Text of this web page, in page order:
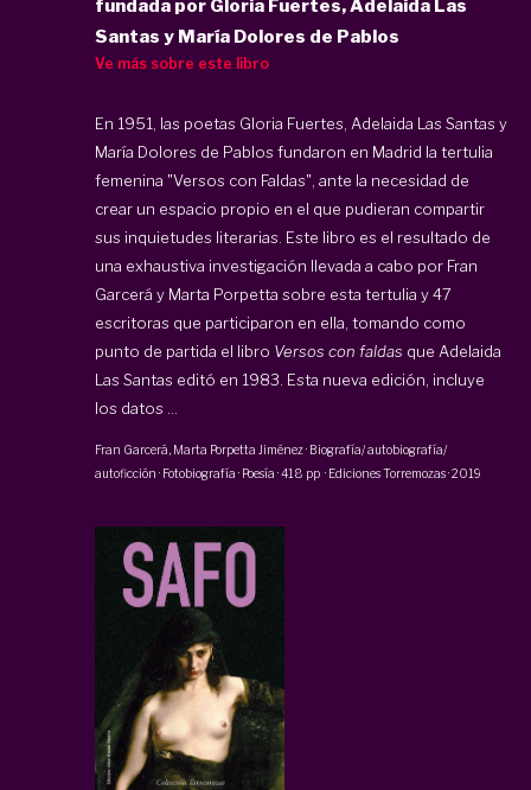
fundada por Gloria Fuertes, Adelaida Las
Santas y María Dolores de Pablos
Ve más sobre este libro
En 1951, las poetas Gloria Fuertes, Adelaida Las Santas y
María Dolores de Pablos fundaron en Madrid la tertulia
femenina "Versos con Faldas", ante la necesidad de
crear un espacio propio en el que pudieran compartir
sus inquietudes literarias. Este libro es el resultado de
una exhaustiva investigación llevada a cabo por Fran
Garcerá y Marta Porpetta sobre esta tertulia y 47
escritoras que participaron en ella, tomando como
punto de partida el libro Versos con faldas que Adelaida
Las Santas editó en 1983. Esta nueva edición, incluye
los datos ...
Fran Garcerá, Marta Porpetta Jiménez· Biografía/ autobiografía/
autoficción · Fotobiografía · Poesía ·418 pp · Ediciones Torremozas·2019